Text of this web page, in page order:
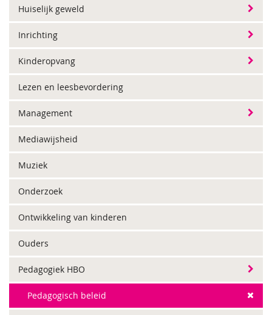
Huiselijk geweld
Inrichting
Kinderopvang
Lezen en leesbevordering
Management
Mediawijsheid
Muziek
Onderzoek
Ontwikkeling van kinderen
Ouders
Pedagogiek HBO
Pedagogisch beleid